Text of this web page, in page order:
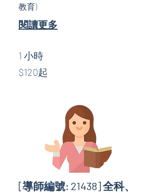
教育)
閱讀更多
1 小時
起
$120起
[導師編號: 21438] 全科、